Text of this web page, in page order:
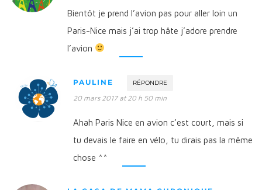
Bientôt je prend l’avion pas pour aller loin un
Paris-Nice mais j’ai trop hâte j’adore prendre
l’avion
PAULINE RÉPONDRE
20 mars 2017 at 20 h 50 min
Ahah Paris Nice en avion c’est court, mais si
tu devais le faire en vélo, tu dirais pas la même
chose ^^